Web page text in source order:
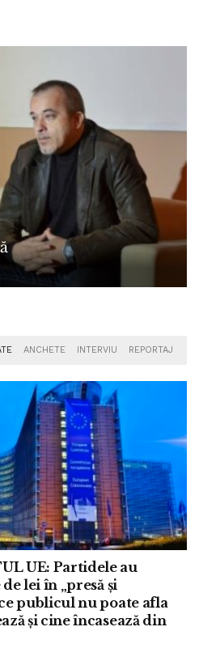
ANCHETE INTERVIU REPORTAJ
UE: Partidele au
lei în „presă și
publicul nu poate afla
și cine încasează din